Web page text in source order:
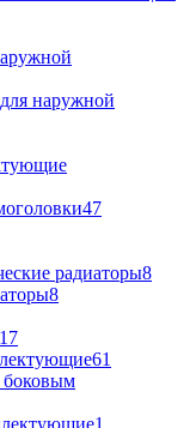
наружной
47
радиаторы8
8
17
61
боковым